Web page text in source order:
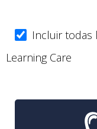
Incluir todas
Learning Care